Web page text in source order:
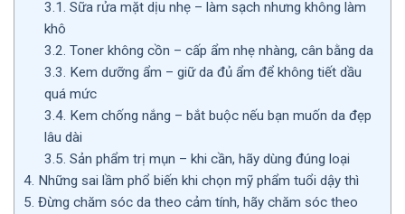
3.1. Sữa rửa mặt dịu nhẹ – làm sạch nhưng không làm
khô
3.2. Toner không cồn – cấp ẩm nhẹ nhàng, cân bằng da
3.3. Kem dưỡng ẩm – giữ da đủ ẩm để không tiết dầu
quá mức
3.4. Kem chống nắng – bắt buộc nếu bạn muốn da đẹp
lâu dài
3.5. Sản phẩm trị mụn – khi cần, hãy dùng đúng loại
4. Những sai lầm phổ biến khi chọn mỹ phẩm tuổi dậy thì
5. Đừng chăm sóc da theo cảm tính, hãy chăm sóc theo